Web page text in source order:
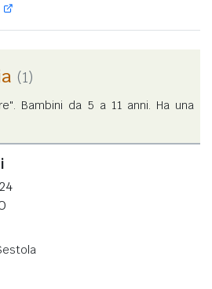
(1)
Bambini da 5 a 11 anni. Ha una